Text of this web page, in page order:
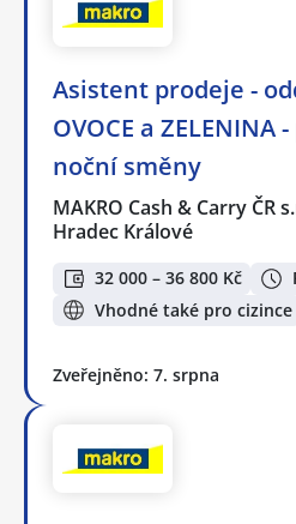
Asistent prodeje -
OVOCE a ZELENINA
noční směny
MAKRO Cash & Carry ČR
Hradec Králové
32 000 – 36 800 Kč
Vhodné také pro cizince
Zveřejněno: 7. srpna